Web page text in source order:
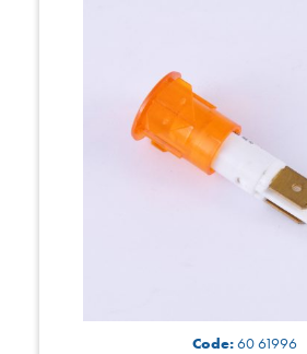
Code:60 61996